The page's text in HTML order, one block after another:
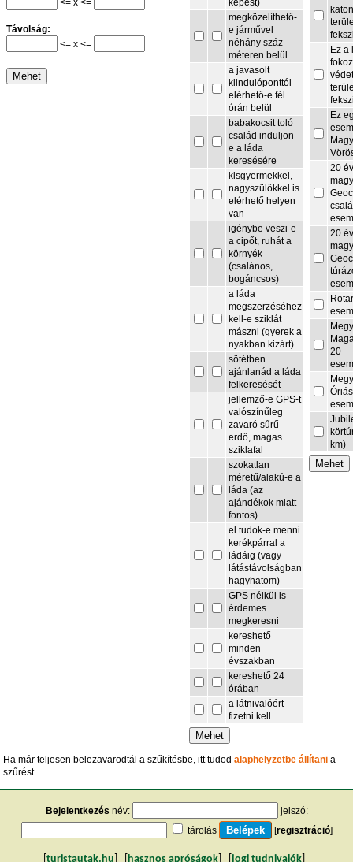
<= x <=
Távolság:
<= x <=
képest)
megközelíthető-
e járművel
néhány száz
méteren belül
a javasolt
kiindulóponttól
elérhető-e fél
órán belül
babakocsit toló
család induljon-
e a láda
keresésére
kisgyermekkel,
nagyszülőkkel is
elérhető helyen
van
igénybe veszi-e
a cipőt, ruhát a
környék
(csalános,
bogáncsos)
a láda
megszerzéséhez
kell-e sziklát
mászni (gyerek a
nyakban kizárt)
sötétben
ajánlanád a láda
felkeresését
jellemző-e GPS-t
valószínűleg
zavaró sűrű
erdő, magas
sziklafal
szokatlan
méretű/alakú-e a
láda (az
ajándékok miatt
fontos)
el tudok-e menni
kerékpárral a
ládáig (vagy
látástávolságban
hagyhatom)
GPS nélkül is
érdemes
megkeresni
kereshető
minden
évszakban
kereshető 24
órában
a látnivalóért
fizetni kell
Ez a
Ez
20
20
20
km)
Ha már teljesen belezavarodtál a szűkítésbe, itt tudodalaphelyzetbe állítani a
szűrést.
Bejelentkezés név:
jelszó:
tárolás
[regisztráció]
turistautak.hu hasznos apróságok jogi tudnivalók